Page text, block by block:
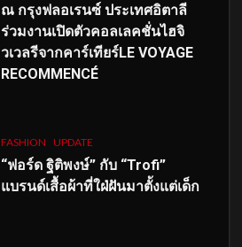
ณ กรุงฟลอเรนซ์ ประเทศอิตาลี
ร่วมงานเปิดตัวคอลเลคชั่นไฮจิ
วเวลรีจากคาร์เทียร์LE VOYAGE
RECOMMENCÉ
FASHION UPDATE
“ฟอร์ด ฐิติพงษ์” กับ “Trofi”
แบรนด์เสื้อผ้าที่ใฝ่ฝันมาตั้งแต่เด็ก